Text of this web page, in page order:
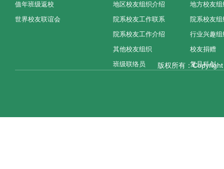
值年班级返校
世界校友联谊会
地区校友组织介绍
院系校友工作联系
院系校友工作介绍
其他校友组织
班级联络员
地方校友组
院系校友组
行业兴趣组
校友捐赠
复旦科创
版权所有：